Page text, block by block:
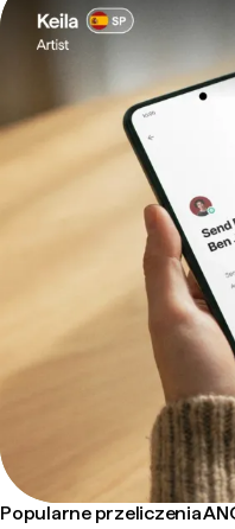
Popularne przeliczenia